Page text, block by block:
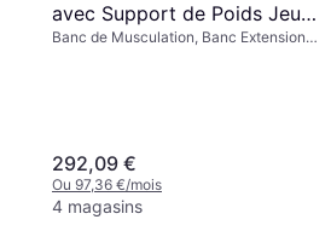
avec Support de Poids Jeu
d'Haltères 30,5kg Fitness
Banc de Musculation, Banc Extension
292,09 €
Ou 97,36 €/mois
4 magasins